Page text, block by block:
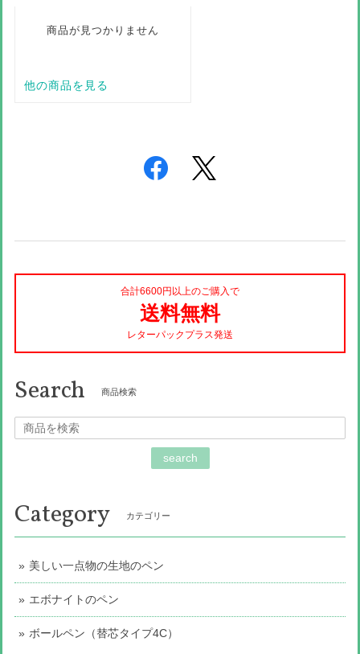
合計6600円以上のご購入で
送料無料
レターパックプラス発送
Search 商品検索
search
Category カテゴリー
美しい一点物の生地のペン
エボナイトのペン
ボールペン（替芯タイプ4C）